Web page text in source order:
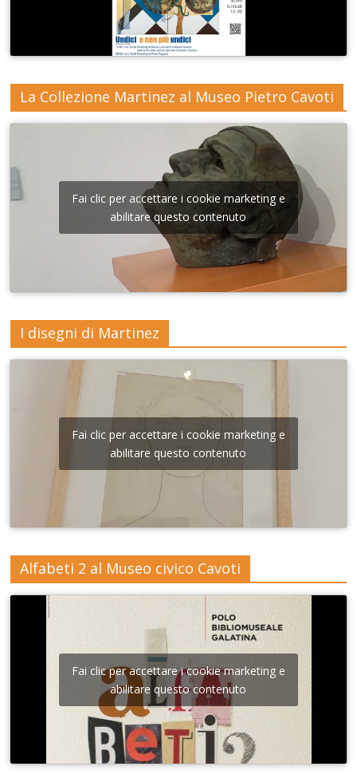
La Collezione Martinez al Museo Pietro Cavoti
Fai clic per accettare i cookie marketing e
abilitare questo contenuto
I disegni di Martinez
Fai clic per accettare i cookie marketing e
abilitare questo contenuto
Alfabeti 2 al Museo civico Cavoti
Fai clic per accettare i cookie marketing e
abilitare questo contenuto